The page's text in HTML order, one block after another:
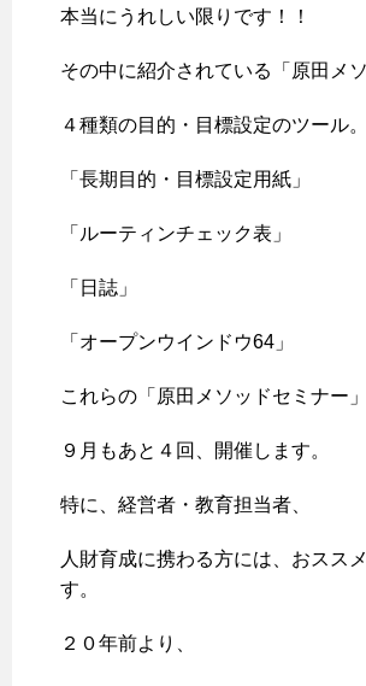
本当にうれしい限りです！！
その中に紹介されている「原田メ
４種類の目的・目標設定のツール。
「長期目的・目標設定用紙」
「ルーティンチェック表」
「日誌」
「オープンウインドウ64」
これらの「原田メソッドセミナー」
９月もあと４回、開催します。
特に、経営者・教育担当者、
人財育成に携わる方には、おスス
す。
２０年前より、